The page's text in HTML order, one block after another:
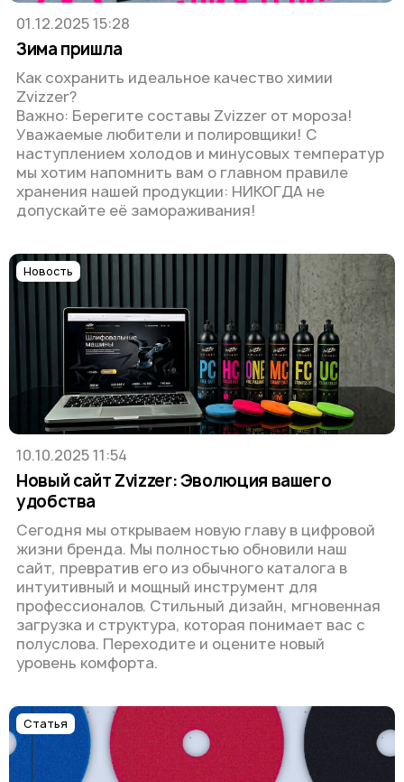
01.12.2025 15:28
Зима пришла
Как сохранить идеальное качество химии
Zvizzer?
Важно: Берегите составы Zvizzer от мороза!
Уважаемые любители и полировщики! С
наступлением холодов и минусовых температур
мы хотим напомнить вам о главном правиле
хранения нашей продукции: НИКОГДА не
допускайте её замораживания!
Новость
10.10.2025 11:54
Новый сайт Zvizzer: Эволюция вашего
удобства
Сегодня мы открываем новую главу в цифровой
жизни бренда. Мы полностью обновили наш
сайт, превратив его из обычного каталога в
интуитивный и мощный инструмент для
профессионалов. Стильный дизайн, мгновенная
загрузка и структура, которая понимает вас с
полуслова. Переходите и оцените новый
уровень комфорта.
Статья